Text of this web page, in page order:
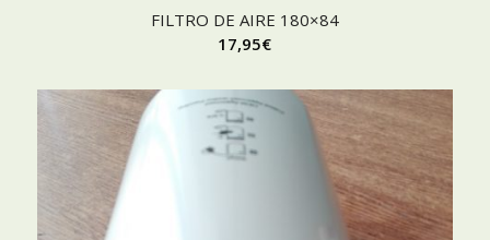
FILTRO DE AIRE 180×84
17,95€